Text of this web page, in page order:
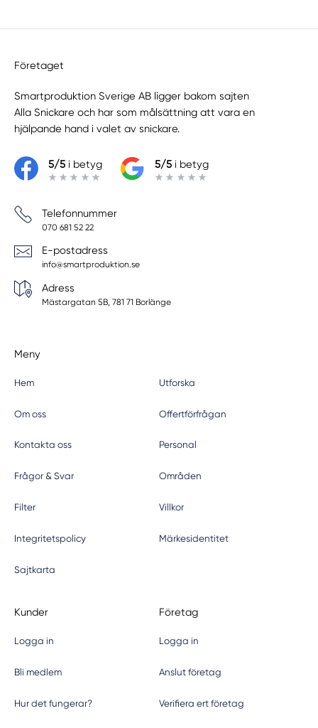
Företaget
Smartproduktion Sverige AB ligger bakom sajten
Alla Snickare och har som målsättning att vara en
hjälpande hand i valet av snickare.
5/5i betyg 5/5i betyg
Telefonnummer
070 681 52 22
E-postadress
info@smartproduktion.se
Adress
Mästargatan 5B, 781 71 Borlänge
Meny
Hem Utforska
Om oss Offertförfrågan
Kontakta oss Personal
Frågor & Svar Områden
Filter Villkor
Integritetspolicy Märkesidentitet
Sajtkarta
Kunder
Logga in
Bli medlem
Hur det fungerar?
Företag
Logga in
Anslut företag
Verifiera ert företag